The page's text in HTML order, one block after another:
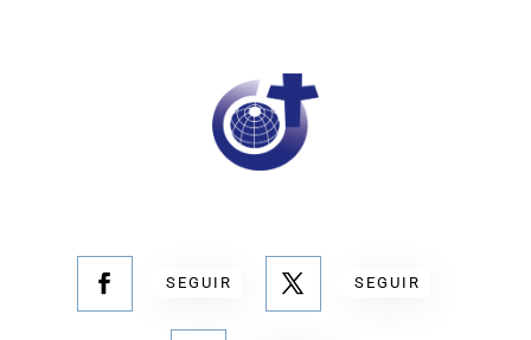
SEGUIR SEGUIR